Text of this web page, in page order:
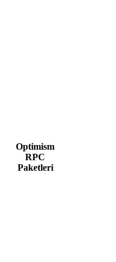
Optimism
RPC
Paketleri